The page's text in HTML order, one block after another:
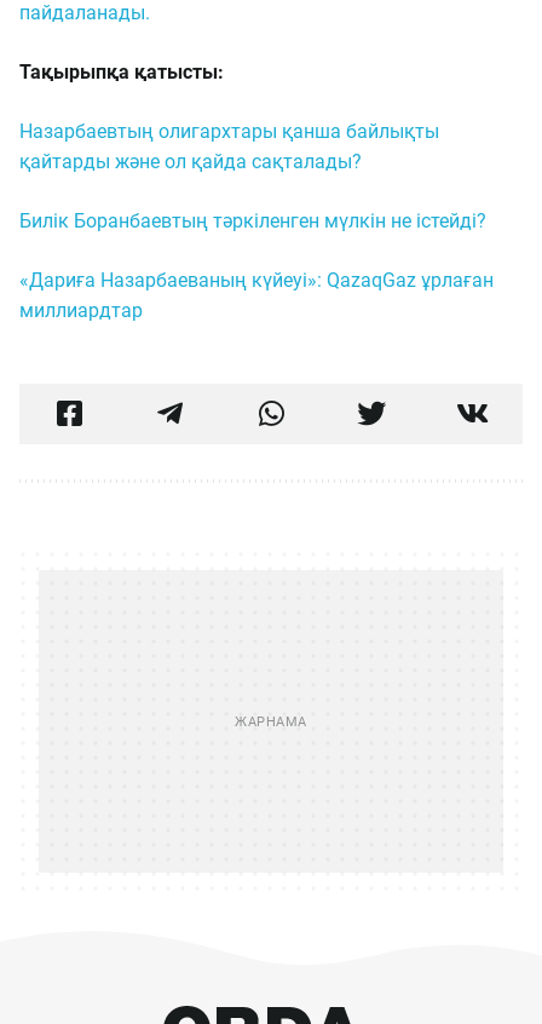
пайдаланады.
Тақырыпқа қатысты:
Назарбаевтың олигархтары қанша байлықты
қайтарды және ол қайда сақталады?
Билік Боранбаевтың тәркіленген мүлкін не істейді?
«Дариға Назарбаеваның күйеуі»: QazaqGaz ұрлаған
миллиардтар